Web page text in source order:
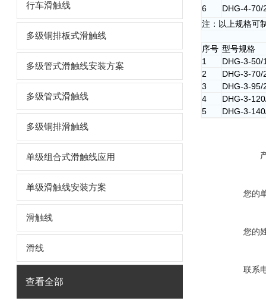
行车滑触线
多级铜排板式滑触线
多级管式滑触线安装方案
多级管式滑触线
多级铜排滑触线
单级组合式滑触线应用
单级滑触线安装方案
滑触线
滑线
查看全部
6
DHG-4-70/
注：以上规格可
序号 型号规格
1
DHG-3-50/
2
DHG-3-70/
3
DHG-3-95/
4
DHG-3-
5
DHG-3-
您的
您的
联系